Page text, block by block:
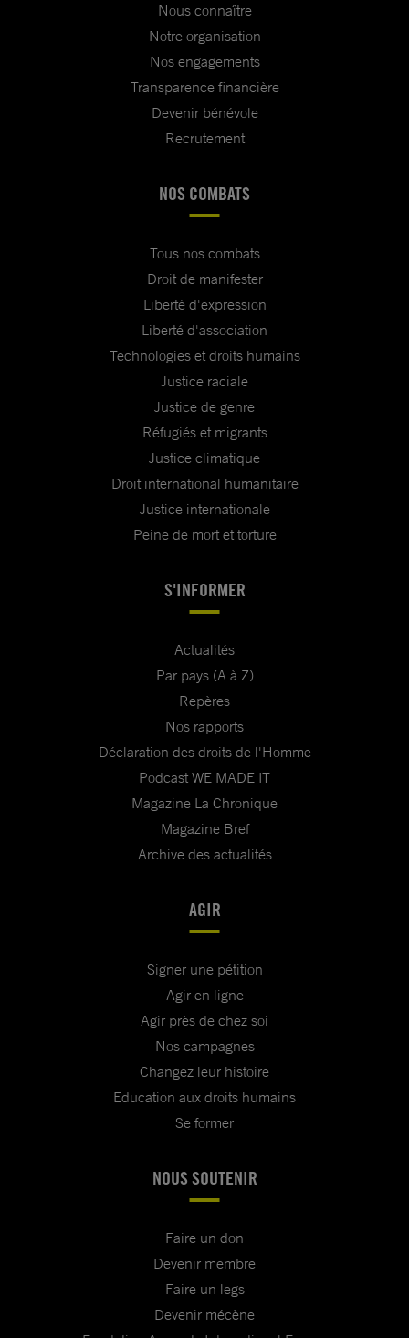
Nous connaître
Notre organisation
Nos engagements
Transparence financière
Devenir bénévole
Recrutement
NOS COMBATS
Tous nos combats
Droit de manifester
Liberté d'expression
Liberté d'association
Technologies et droits humains
Justice raciale
Justice de genre
Réfugiés et migrants
Justice climatique
Droit international humanitaire
Justice internationale
Peine de mort et torture
S'INFORMER
Actualités
Par pays (A à Z)
Repères
Nos rapports
Déclaration des droits de l'Homme
Podcast WE MADE IT
Magazine La Chronique
Magazine Bref
Archive des actualités
AGIR
Signer une pétition
Agir en ligne
Agir près de chez soi
Nos campagnes
Changez leur histoire
Education aux droits humains
Se former
NOUS SOUTENIR
Faire un don
Devenir membre
Faire un legs
Devenir mécène